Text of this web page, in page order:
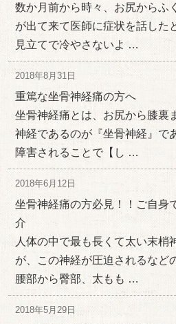
数か月前から時々、お尻からふ
が出て来て医師に症状を話した
見立てで冷やさないよ …
2018年8月31日
重篤な坐骨神経痛の方へ
坐骨神経痛とは、お尻から膝裏
神経であるのが『坐骨神経』で
障害されることで【し …
2018年6月12日
坐骨神経痛の方必見！！ご自身
介
人体の中で最も長くて太い末梢
が、この神経が圧迫されるなど
腰部から臀部、太もも …
2018年5月29日